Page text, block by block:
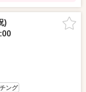
)
ング